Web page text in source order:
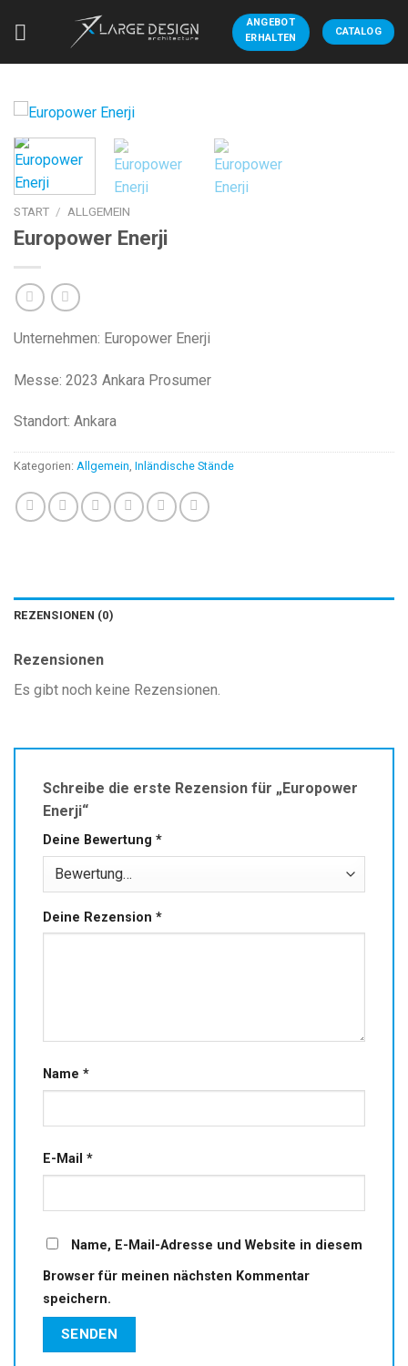
ANGEBOT
ERHALTEN
CATALOG
START / ALLGEMEIN
Europower Enerji
Unternehmen: Europower Enerji
Messe: 2023 Ankara Prosumer
Standort: Ankara
Kategorien: Allgemein, Inländische Stände
REZENSIONEN (0)
Rezensionen
Es gibt noch keine Rezensionen.
Schreibe die erste Rezension für „Europower
Enerji“
Deine Bewertung *
Deine Rezension *
Name *
E-Mail *
Name, E-Mail-Adresse und Website in diesem
Browser für meinen nächsten Kommentar
speichern.